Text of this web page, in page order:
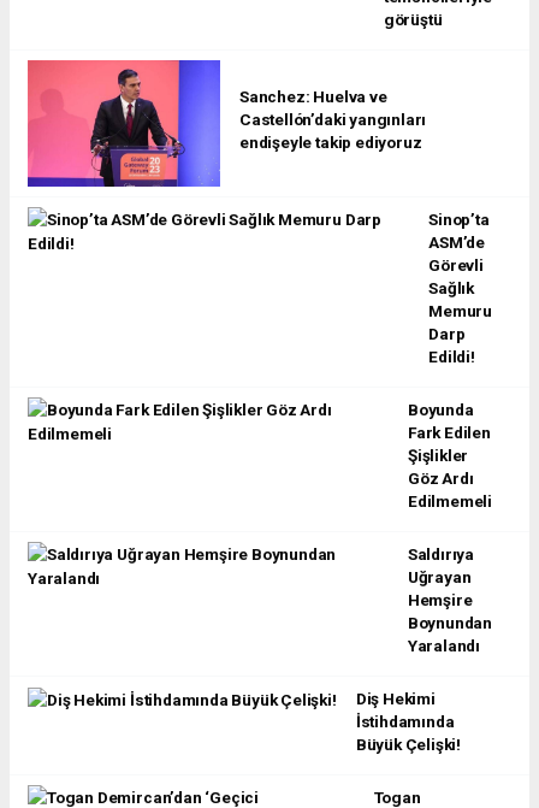
görüştü
Sanchez: Huelva ve
Castellón’daki yangınları
endişeyle takip ediyoruz
Sinop’ta
ASM’de
Görevli
Sağlık
Memuru
Darp
Edildi!
Boyunda
Fark Edilen
Şişlikler
Göz Ardı
Edilmemeli
Saldırıya
Uğrayan
Hemşire
Boynundan
Yaralandı
Diş Hekimi
İstihdamında
Büyük Çelişki!
Togan